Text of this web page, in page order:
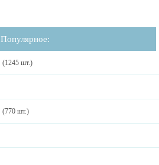
Популярное:
(1245 шт.)
(770 шт.)